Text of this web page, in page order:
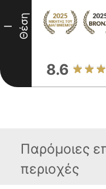
I Θέση
8.6
Παρόμοιες
περιοχές